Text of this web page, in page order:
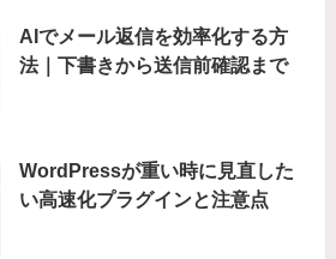
AIでメール返信を効率化する方
法｜下書きから送信前確認まで
WordPressが重い時に見直した
い高速化プラグインと注意点